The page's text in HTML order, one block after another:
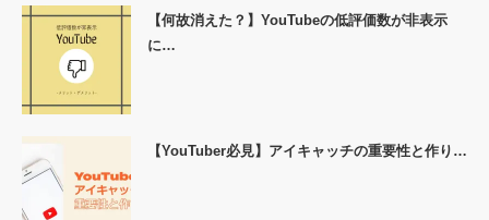
【何故消えた？】YouTubeの低評価数が非表示
に…
【YouTuber必見】アイキャッチの重要性と作り…